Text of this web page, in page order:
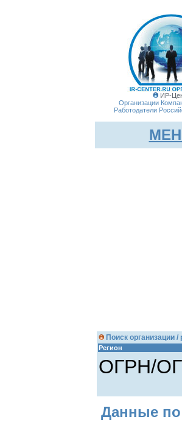
ИР-
Организации
Работодатели
Поиск организации
Регион
ОГРН/
Данные по